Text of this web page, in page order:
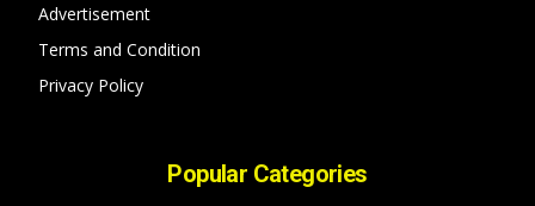
Advertisement
Terms and Condition
Privacy Policy
Popular Categories